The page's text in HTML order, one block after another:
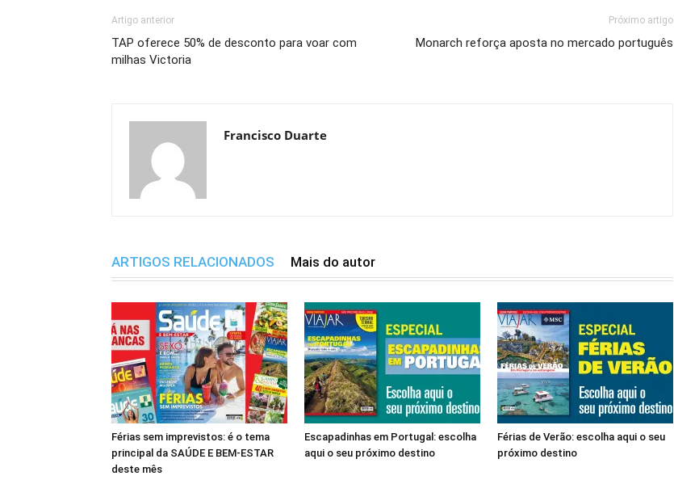
Artigo anterior
TAP oferece 50% de desconto para voar com
milhas Victoria
Próximo artigo
Monarch reforça aposta no mercado português
Francisco Duarte
ARTIGOS RELACIONADOS Mais do autor
Férias sem imprevistos: é o tema
principal da SAÚDE E BEM-ESTAR
deste mês
Escapadinhas em Portugal: escolha
aqui o seu próximo destino
Férias de Verão: escolha aqui o seu
próximo destino